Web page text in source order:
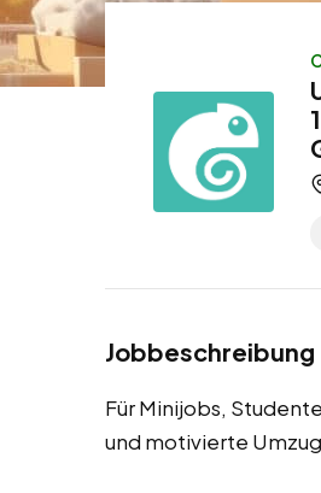
Jobbeschreibung
Für Minijobs,
und motivierte